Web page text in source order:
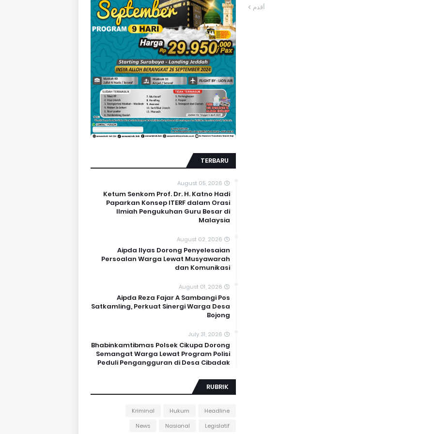
أقدم
TERBARU
August 05, 2026
Ketum Senkom Prof. Dr. H. Katno Hadi
Paparkan Konsep ITERF dalam Orasi
Ilmiah Pengukuhan Guru Besar di
Malaysia
August 02, 2026
Aipda Ilyas Dorong Penyelesaian
Persoalan Warga Lewat Musyawarah
dan Komunikasi
August 01, 2026
Aipda Reza Fajar A Sambangi Pos
Satkamling, Perkuat Sinergi Warga Desa
Bojong
July 31, 2026
Bhabinkamtibmas Polsek Cikupa Dorong
Semangat Warga Lewat Program Polisi
Peduli Pengangguran di Desa Cibadak
RUBRIK
Headline
Hukum
Kriminal
Legislatif
Nasional
News